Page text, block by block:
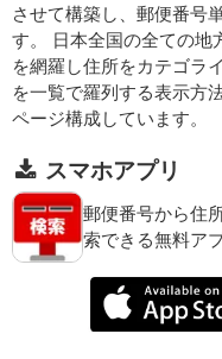
させて構築し、郵便番号
す。 日本全国の全ての地
を網羅し住所をカテゴラ
を一覧で羅列する表示方
ページ構成しています。
スマホアプリ
郵便番号から住
索できる無料ア